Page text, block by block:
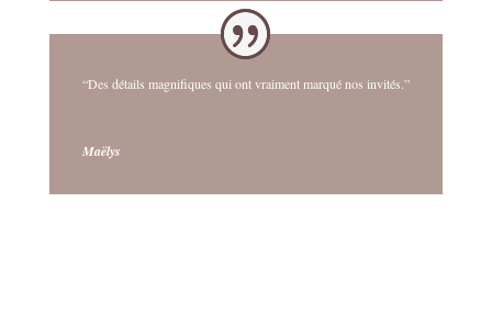
“Des détails magnifiques qui ont vraiment marqué nos invités.”
Maëlys